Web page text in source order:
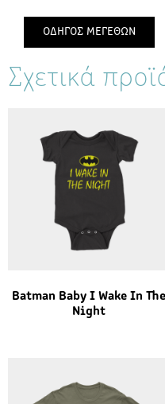
ΟΔΗΓΟΣ ΜΕΓΕΘΩΝ
Σχετικά
Batman Baby I Wake In The
Night